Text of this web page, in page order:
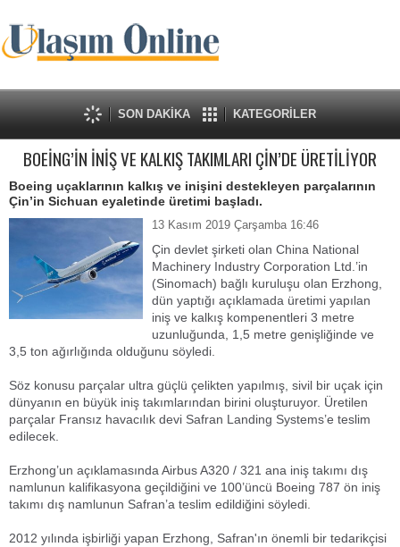
SON DAKİKA KATEGORİLER
BOEİNG’İN İNİŞ VE KALKIŞ TAKIMLARI ÇİN’DE ÜRETİLİYOR
Boeing uçaklarının kalkış ve inişini destekleyen parçalarının
Çin’in Sichuan eyaletinde üretimi başladı.
13 Kasım 2019 Çarşamba 16:46
Çin devlet şirketi olan China National
Machinery Industry Corporation Ltd.’in
(Sinomach) bağlı kuruluşu olan Erzhong,
dün yaptığı açıklamada üretimi yapılan
iniş ve kalkış kompenentleri 3 metre
uzunluğunda, 1,5 metre genişliğinde ve
3,5 ton ağırlığında olduğunu söyledi.
Söz konusu parçalar ultra güçlü çelikten yapılmış, sivil bir uçak için
dünyanın en büyük iniş takımlarından birini oluşturuyor. Üretilen
parçalar Fransız havacılık devi Safran Landing Systems’e teslim
edilecek.
Erzhong’un açıklamasında Airbus A320 / 321 ana iniş takımı dış
namlunun kalifikasyona geçildiğini ve 100’üncü Boeing 787 ön iniş
takımı dış namlunun Safran’a teslim edildiğini söyledi.
2012 yılında işbirliği yapan Erzhong, Safran'ın önemli bir tedarikçisi